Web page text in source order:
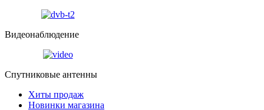
Видеонаблюдение
Спутниковые антенны
Хиты продаж
Новинки магазина